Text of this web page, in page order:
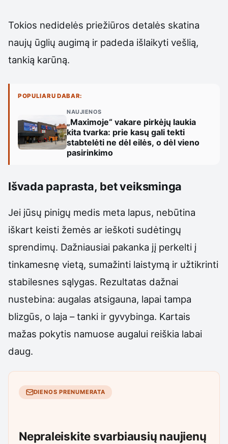
Tokios nedidelės priežiūros detalės skatina
naujų ūglių augimą ir padeda išlaikyti vešlią,
tankią karūną.
POPULIARU DABAR:
NAUJIENOS
„Maximoje“ vakare pirkėjų laukia
kita tvarka: prie kasų gali tekti
stabtelėti ne dėl eilės, o dėl vieno
pasirinkimo
Išvada paprasta, bet veiksminga
Jei jūsų pinigų medis meta lapus, nebūtina
iškart keisti žemės ar ieškoti sudėtingų
sprendimų. Dažniausiai pakanka jį perkelti į
tinkamesnę vietą, sumažinti laistymą ir užtikrinti
stabilesnes sąlygas. Rezultatas dažnai
nustebina: augalas atsigauna, lapai tampa
blizgūs, o laja – tanki ir gyvybinga. Kartais
mažas pokytis namuose augalui reiškia labai
daug.
DIENOS PRENUMERATA
Nepraleiskite svarbiausių naujienų